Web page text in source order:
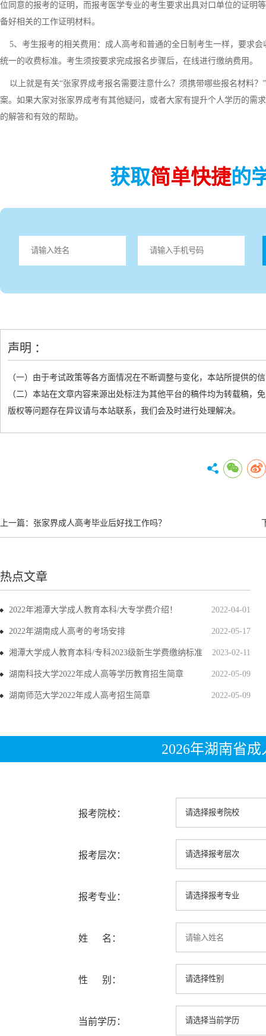
位同意的报考的证明，而报考医学专业的考生要求出具对口单位的证明
备好相关的工作证明材料。
5、考生报考的相关费用：成人高考和普通的全日制考生一样，要求
统一的收费标准。考生须按要求完成报名步骤后，在线进行缴纳费用。
以上就是有关“张家界成考报名需要注意什么？须携带哪些报名材料
案。如果大家对张家界成考有其他疑问，或者大家有提升个人学历的需
的解答和有效的帮助。
获取简单快捷的
声明 ：
（一）由于考试政策等各方面情况在不断调整与变化，本站所提供的
（二）本站在文章内容来源出处标注为其他平台的稿件均为转载稿
版权等问题存在异议请与本站联系，我们会及时进行处理解决。
上一篇： 张家界成人高考毕业后好找工作吗？
热点文章
2022-04-01
2022年湘潭大学成人教育本科/大专学费介绍！
2022-05-17
2022年湖南成人高考的考场安排
2023-02-11
湘潭大学成人教育本科/专科2023级新生学费缴纳标准
2022-05-09
湖南科技大学2022年成人高等学历教育招生简章
2022-05-09
湖南师范大学2022年成人高考招生简章
2026年湖南省
报考院校：
报考层次：
报考专业：
姓 名：
性 别：
当前学历：